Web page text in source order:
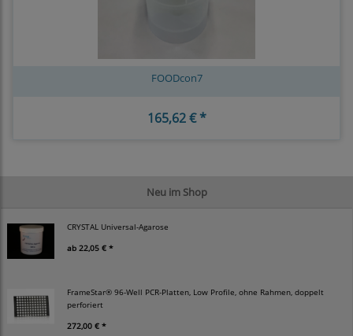
Neu im Shop
CRYSTAL Universal-Agarose
ab 22,05 € *
FrameStar® 96-Well PCR-Platten, Low Profile, ohne Rahmen, doppelt
perforiert
272,00 € *
FOODcon7
165,62 € *